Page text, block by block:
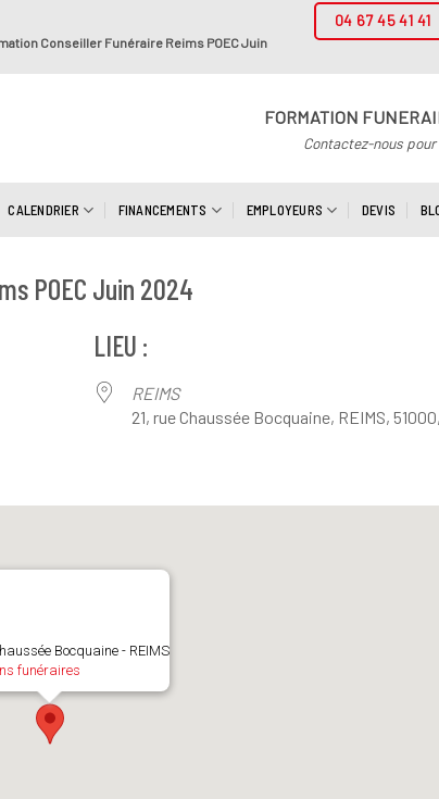
Conseiller Funéraire Reims POEC Juin
04 67 45 41 41
FORMATION
Contactez-nous
CALENDRIER FINANCEMENTS EMPLOYEURS DEVIS
POEC Juin 2024
LIEU :
REIMS
21, rue Chaussée Bocquaine, REIMS,
Bocquaine - REIMS
funéraires